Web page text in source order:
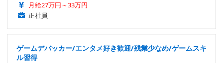
月給27万円～33万円
正社員
ゲームデバッカー/エンタメ好き歓迎/残業少なめ/ゲームスキ
ル習得